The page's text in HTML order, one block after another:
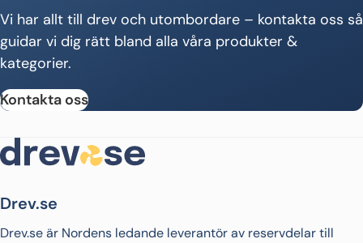
Vi har allt till drev och utombordare – kontakta oss så
guidar vi dig rätt bland alla våra produkter &
kategorier.
Kontakta oss
Drev.se
Drev.se är Nordens ledande leverantör av reservdelar till